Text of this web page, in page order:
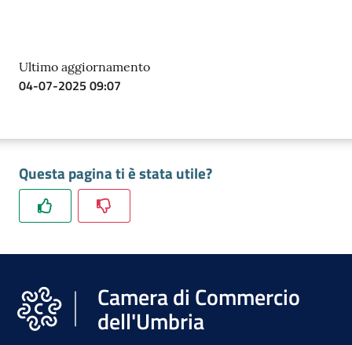
Ultimo aggiornamento
04-07-2025 09:07
Questa pagina ti è stata utile?
Camera di Commercio
dell'Umbria